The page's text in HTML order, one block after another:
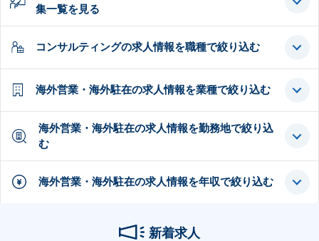
集一覧を見る
コンサルティングの求人情報を職種で絞り込む
海外営業・海外駐在の求人情報を業種で絞り込む
海外営業・海外駐在の求人情報を勤務地で絞り込
む
海外営業・海外駐在の求人情報を年収で絞り込む
新着求人